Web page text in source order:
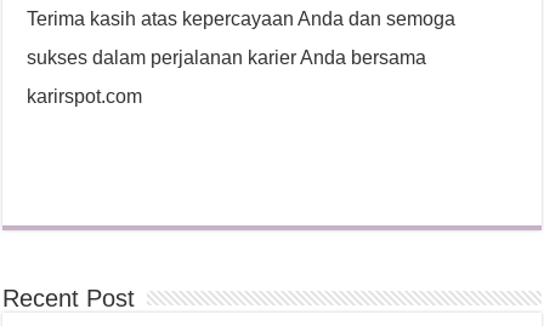
Terima kasih atas kepercayaan Anda dan semoga
sukses dalam perjalanan karier Anda bersama
karirspot.com
Recent Post